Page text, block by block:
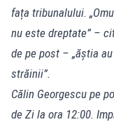
fața tribunalului.
nu este dreptate” –
de pe post – „ăștia
străinii”.
Călin Georgescu pe
de Zi la ora 12:00.